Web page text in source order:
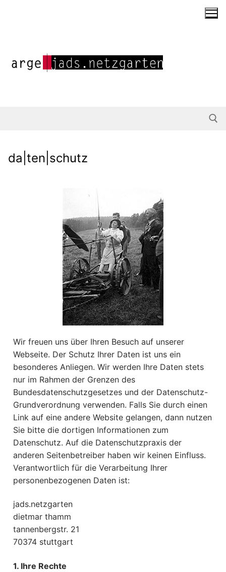
da|ten|schutz
Wir freuen uns über Ihren Besuch auf unserer
Webseite. Der Schutz Ihrer Daten ist uns ein
besonderes Anliegen. Wir werden Ihre Daten stets
nur im Rahmen der Grenzen des
Bundesdatenschutzgesetzes und der Datenschutz-
Grundverordnung verwenden. Falls Sie durch einen
Link auf eine andere Website gelangen, dann nutzen
Sie bitte die dortigen Informationen zum
Datenschutz. Auf die Datenschutzpraxis der
anderen Seitenbetreiber haben wir keinen Einfluss.
Verantwortlich für die Verarbeitung Ihrer
personenbezogenen Daten ist:
jads.netzgarten
dietmar thamm
tannenbergstr. 21
70374 stuttgart
1. Ihre Rechte